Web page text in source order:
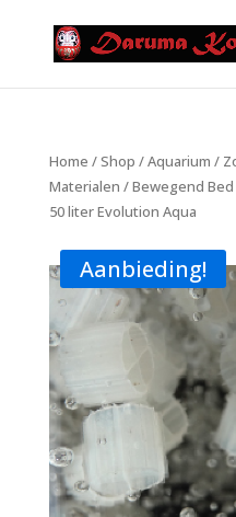
Home /Shop /Aquarium /
Materialen /Bewegend Bed
50 liter Evolution Aqua
Aanbieding!